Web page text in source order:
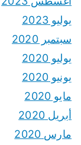
يوليو 2023
سبتمبر 2020
يوليو 2020
يونيو 2020
مايو 2020
أبريل 2020
مارس 2020